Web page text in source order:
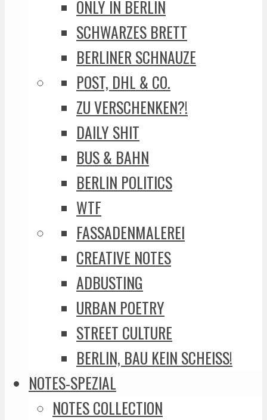
ONLY IN BERLIN
SCHWARZES BRETT
BERLINER SCHNAUZE
POST, DHL & CO.
ZU VERSCHENKEN?!
DAILY SHIT
BUS & BAHN
BERLIN POLITICS
WTF
FASSADENMALEREI
CREATIVE NOTES
ADBUSTING
URBAN POETRY
STREET CULTURE
BERLIN, BAU KEIN SCHEISS!
NOTES-SPEZIAL
NOTES COLLECTION